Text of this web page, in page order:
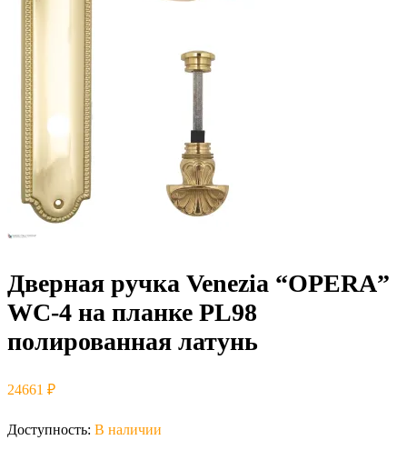
Дверная ручка Venezia “OPERA”
WC-4 на планке PL98
полированная латунь
24661 ₽
Доступность: В наличии